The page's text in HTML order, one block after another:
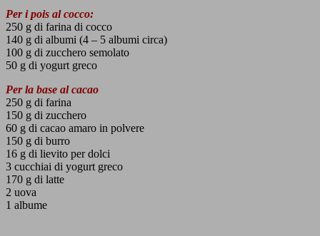
Per i pois al cocco:
250 g di farina di cocco
140 g di albumi (4 – 5 albumi circa)
100 g di zucchero semolato
50 g di yogurt greco
Per la base al cacao
250 g di farina
150 g di zucchero
60 g di cacao amaro in polvere
150 g di burro
16 g di lievito per dolci
3 cucchiai di yogurt greco
170 g di latte
2 uova
1 albume